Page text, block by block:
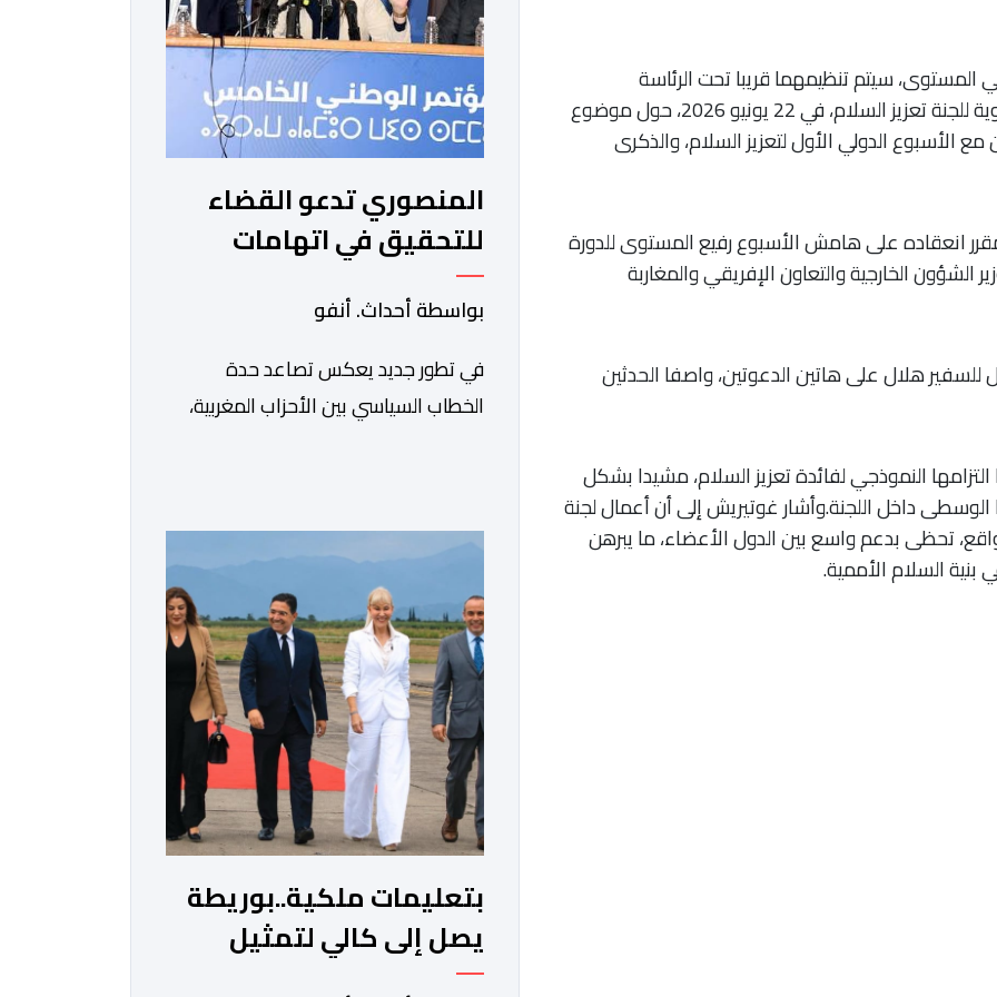
سيتم تنظيمهما قريبا تحت الرئاسة
المغربية.وسيعقد الحدث الأول خلال الدورة السنوية للجنة تعزيز السلام، في 22 يونيو 2026، حول موضوع
الأسبوع الدولي الأول لتعزيز السلام، والذكرى
انعقاده على هامش الأسبوع رفيع المستوى للدورة
الشؤون الخارجية والتعاون الإفريقي والمغاربة
هلال على هاتين الدعوتين، واصفا الحدثين
النموذجي لفائدة تعزيز السلام، مشيدا بشكل
الوسطى داخل اللجنة.وأشار غوتيريش إلى أن أعمال لجنة
تحظى بدعم واسع بين الدول الأعضاء، ما يبرهن
السلام الأممية.
المنصوري تدعو القضاء
للتحقيق في اتهامات
بنكيران لـ" البام " بـ " حزب
المخدرات "
بواسطة أحداث. أنفو
في تطور جديد يعكس تصاعد حدة
الخطاب السياسي بين الأحزاب المغربية،
العدالة والتنمية، عبد الإله بنكيران، على
خلفية اتهامات سبق أن وجهها هذا
الأخير إلى حزب ” البام ” وربطه بملف
المخدرات.المنصوري أكدت أن بنكيران ” ما
غير اليوم […]
بتعليمات ملكية..بوريطة
يصل إلى كالي لتمثيل
جلالة الملك في حفل